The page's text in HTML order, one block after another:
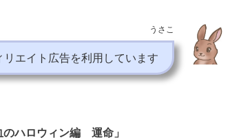
うさこ
リエイト広告を利用しています
のハロウィン編 運命」